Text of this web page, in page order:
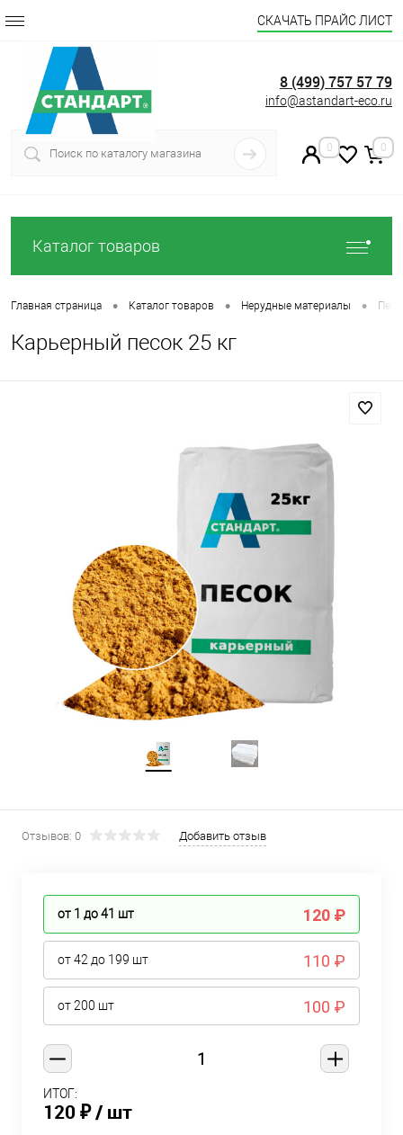
СКАЧАТЬ ПРАЙС ЛИСТ
8 (499) 757 57 79
info@astandart-eco.ru
0 0
Каталог товаров
Главная страница • Каталог товаров • Нерудные материалы •
Карьерный песок 25 кг
Отзывов: 0 Добавить отзыв
от 1 до 41 шт 120 ₽
от 42 до 199 шт 110 ₽
от 200 шт 100 ₽
ИТОГ:
120 ₽/ шт